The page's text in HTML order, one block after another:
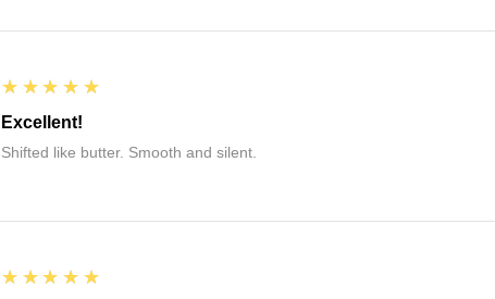
5
★★★★★
Excellent!
Shifted like butter. Smooth and silent.
5
★★★★★